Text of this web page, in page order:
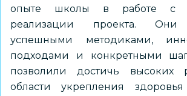
опыте школы в работе с
реализации проекта. Они
успешными методиками,
подходами и конкретными
позволили достичь высоких
области укрепления